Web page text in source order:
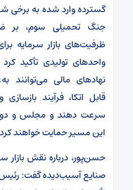
گسترده وارد شده به برخی
جنگ تحمیلی سوم، بر
ظرفیت‌های بازار سرمایه
واحدهای تولیدی تأکید
نهادهای مالی می‌توانند
قابل اتکا، فرآیند
سرعت دهند و مجلس و
این مسیر حمایت خواهند
حسن‌پور، درباره نقش بازار
صنایع آسیب‌دیده گفت: